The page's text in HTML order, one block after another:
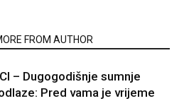
FROM AUTHOR
– Dugogodišnje sumnje
Pred vama je vrijeme